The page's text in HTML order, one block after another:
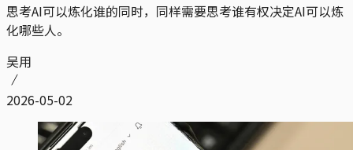
思考AI可以炼化谁的同时，同样需要思考谁有权决定AI可以炼
化哪些人。
吴用
2026-05-02